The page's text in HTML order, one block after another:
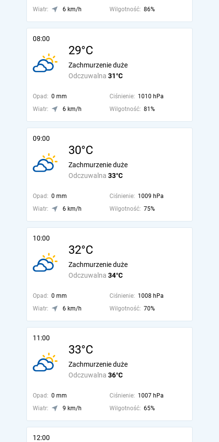
Wiatr: 6 km/h Wilgotność: 86%
08:00
29°C
Odczuwalna 31°C
Zachmurzenie duże
Opad: 0 mm Ciśnienie: 1010 hPa
Wiatr:
6 km/h Wilgotność: 81%
09:00
30°C
Odczuwalna 33°C
Zachmurzenie duże
Opad: 0 mm Ciśnienie: 1009 hPa
Wiatr:
6 km/h Wilgotność: 75%
10:00
32°C
Odczuwalna 34°C
Zachmurzenie duże
Opad: 0 mm Ciśnienie: 1008 hPa
Wiatr:
6 km/h Wilgotność: 70%
11:00
33°C
Odczuwalna 36°C
Zachmurzenie duże
Opad: 0 mm Ciśnienie: 1007 hPa
Wiatr:
9 km/h Wilgotność: 65%
12:00